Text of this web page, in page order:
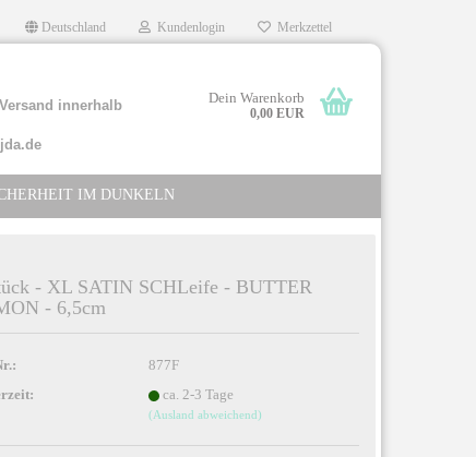
Deutschland Kundenlogin Merkzettel
innerhalb
Dein Warenkorb
0,00 EUR
IM DUNKELN
- XL SATIN SCHLeife - BUTTER
- 6,5cm
877F
ca. 2-3 Tage
(Ausland abweichend)